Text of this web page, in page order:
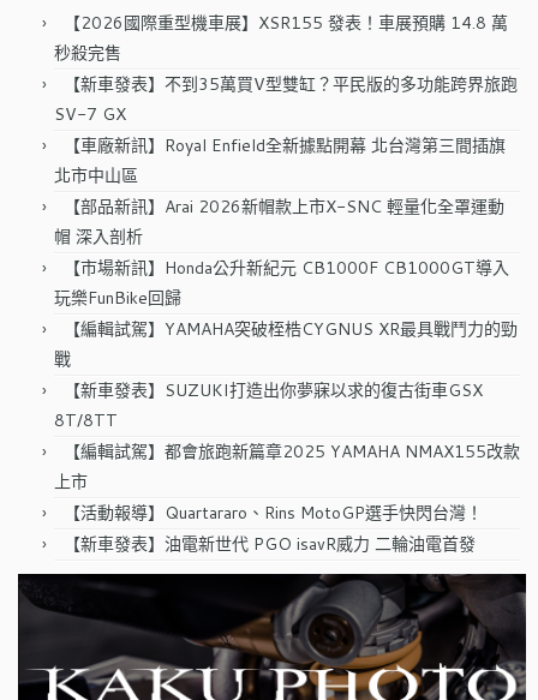
【2026國際重型機車展】XSR155 發表！車展預購 14.8 萬
秒殺完售
【新車發表】不到35萬買V型雙缸？平民版的多功能跨界旅跑
SV-7 GX
【車廠新訊】Royal Enfield全新據點開幕 北台灣第三間插旗
北市中山區
【部品新訊】Arai 2026新帽款上市X-SNC 輕量化全罩運動
帽 深入剖析
【市場新訊】Honda公升新紀元 CB1000F CB1000GT導入
玩樂FunBike回歸
【編輯試駕】YAMAHA突破桎梏CYGNUS XR最具戰鬥力的勁
戰
【新車發表】SUZUKI打造出你夢寐以求的復古街車GSX
8T/8TT
【編輯試駕】都會旅跑新篇章2025 YAMAHA NMAX155改款
上市
【活動報導】Quartararo、Rins MotoGP選手快閃台灣！
【新車發表】油電新世代 PGO isavR威力 二輪油電首發